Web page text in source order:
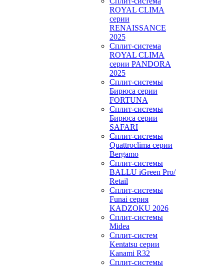
ROYAL CLIMA
серии
RENAISSANCE
2025
Сплит-система
ROYAL CLIMA
серии PANDORA
2025
Сплит-системы
Бирюса серии
FORTUNA
Сплит-системы
Бирюса серии
SAFARI
Сплит-системы
Quattroclima серии
Bergamo
Сплит-системы
BALLU iGreen Pro/
Retail
Сплит-системы
Funai серия
KADZOKU 2026
Сплит-системы
Midea
Сплит-систем
Kentatsu серии
Kanami R32
Сплит-системы